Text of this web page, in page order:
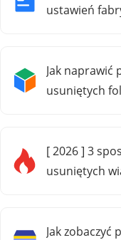
ustawień
Jak naprawić
usuniętych
[ 2026 ] 3
usuniętych
Jak zobaczyć